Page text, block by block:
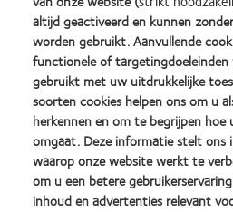
E-mailadres
Accountnummer
Vraag
altijd geactiveerd en kunnen
worden gebruikt. Aanvullende
functionele of targetingdoeleinden
gebruikt met uw uitdrukkelijke
soorten cookies helpen ons om u
herkennen en om te begrijpen
omgaat. Deze informatie stelt ons
waarop onze website werkt te
om u een betere
inhoud en advertenties relevant